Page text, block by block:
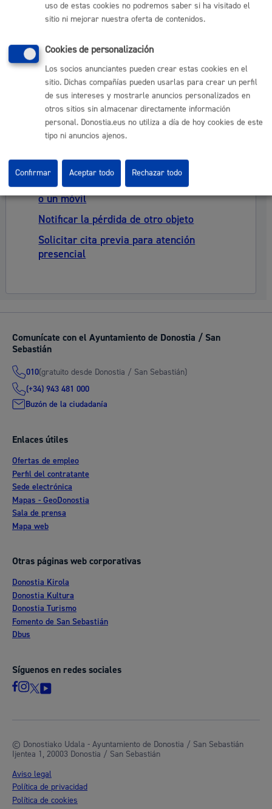
Nota informativa
El catálogo de objetos se actualiza una vez al día.
Los objetos hallados en los autobuses pasan a la
inspección al día siguiente y los que se recogen en
los demás sitios (Brecha, Garbera….) una vez por
semana.
Acuda a la Guardia Municipal para otro tipo de
objetos.
GUARDIA MUNICIPAL
Denunciar la pérdida de documentación
o un móvil
Notificar la pérdida de otro objeto
Solicitar cita previa para atención
presencial
Comunícate con el Ayuntamiento de Donostia / San
Sebastián
010(gratuito desde Donostia / San Sebastián)
(+34) 943 481 000
Buzón de la ciudadanía
Enlaces útiles
Ofertas de empleo
Perfil del contratante
Sede electrónica
Mapas - GeoDonostia
Sala de prensa
Mapa web
Otras páginas web corporativas
Donostia Kirola
Donostia Kultura
Donostia Turismo
Fomento de San Sebastián
Dbus
Síguenos en redes sociales
© Donostiako Udala - Ayuntamiento de Donostia / San Sebastián
Ijentea 1, 20003 Donostia / San Sebastián
Aviso legal
Política de privacidad
Política de cookies
uso de estas cookies no podremos saber si ha visitado el
sitio ni mejorar nuestra oferta de contenidos.
Cookies de personalización
Los socios anunciantes pueden crear estas cookies en el
sitio. Dichas compañías pueden usarlas para crear un perfil
de sus intereses y mostrarle anuncios personalizados en
otros sitios sin almacenar directamente información
personal. Donostia.eus no utiliza a día de hoy cookies de este
tipo ni anuncios ajenos.
Rechazar todo
Confirmar Aceptar todo